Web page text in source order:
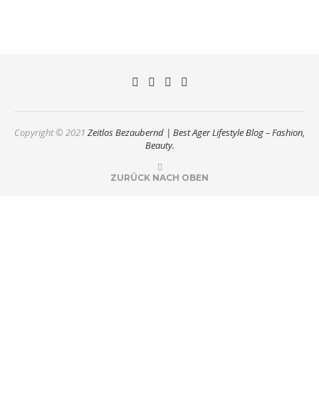
Copyright © 2021 Zeitlos Bezaubernd | Best Ager Lifestyle Blog – Fashion,
Beauty.
ZURÜCK NACH OBEN